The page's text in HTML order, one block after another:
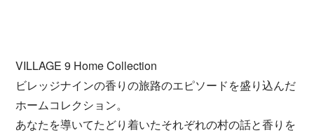
VILLAGE 9 Home Collection
ビレッジナインの香りの旅路のエピソードを盛り込んだ
ホームコレクション。
あなたを導いてたどり着いたそれぞれの村の話と香りを